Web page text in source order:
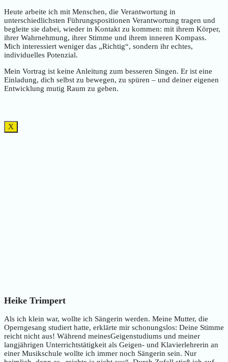
Heute arbeite ich mit Menschen, die Verantwortung in
unterschiedlichsten Führungspositionen Verantwortung tragen und
begleite sie dabei, wieder in Kontakt zu kommen: mit ihrem Körper,
ihrer Wahrnehmung, ihrer Stimme und ihrem inneren Kompass.
Mich interessiert weniger das „Richtig“, sondern ihr echtes,
individuelles Potenzial.
Mein Vortrag ist keine Anleitung zum besseren Singen. Er ist eine
Einladung, dich selbst zu bewegen, zu spüren – und deiner eigenen
Entwicklung mutig Raum zu geben.
X
Heike Trimpert
Als ich klein war, wollte ich Sängerin werden. Meine Mutter, die
Operngesang studiert hatte, erklärte mir schonungslos: Deine Stimme
reicht nicht aus! Während meinesGeigenstudiums und meiner
langjährigen Unterrichtstätigkeit als Geigen- und Klavierlehrerin an
einer Musikschule wollte ich immer noch Sängerin sein. Nur